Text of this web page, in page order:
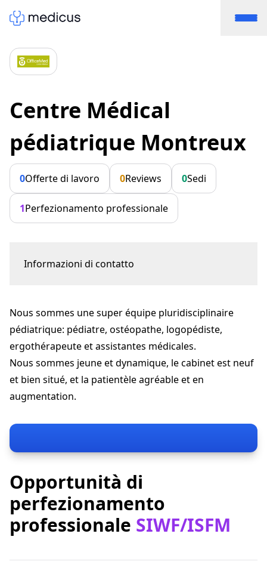
Centre Médical
pédiatrique Montreux
0Offerte di lavoro 0Reviews 0Sedi
1Perfezionamento professionale
Informazioni di contatto
cmpm@officemed.ch
+41 21 966 29 29
cmpm.officemed.ch
Nous sommes une super équipe pluridisciplinaire
pédiatrique: pédiatre, ostéopathe, logopédiste,
ergothérapeute et assistantes médicales.
Nous sommes jeune et dynamique, le cabinet est neuf
et bien situé, et la patientèle agréable et en
augmentation.
Opportunità di
perfezionamento
professionale SIWF/ISFM